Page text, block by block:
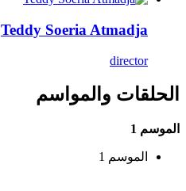
Teddy Soeria Atmadja
director
الحلقات والمواسم
الموسم 1
الموسم 1